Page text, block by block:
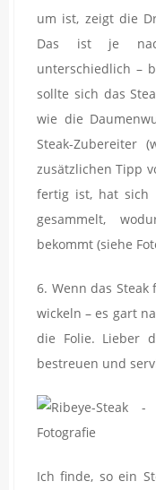
um ist, zeigt die
Das ist je nach
unterschiedlich –
sollte sich das
wie die
Steak-Zubereiter
zusätzlichen Tipp
fertig ist, hat sich
gesammelt,
bekommt (siehe
6. Wenn das
wickeln – es gart
die Folie. Lieber
bestreuen und
Ich finde, so ein